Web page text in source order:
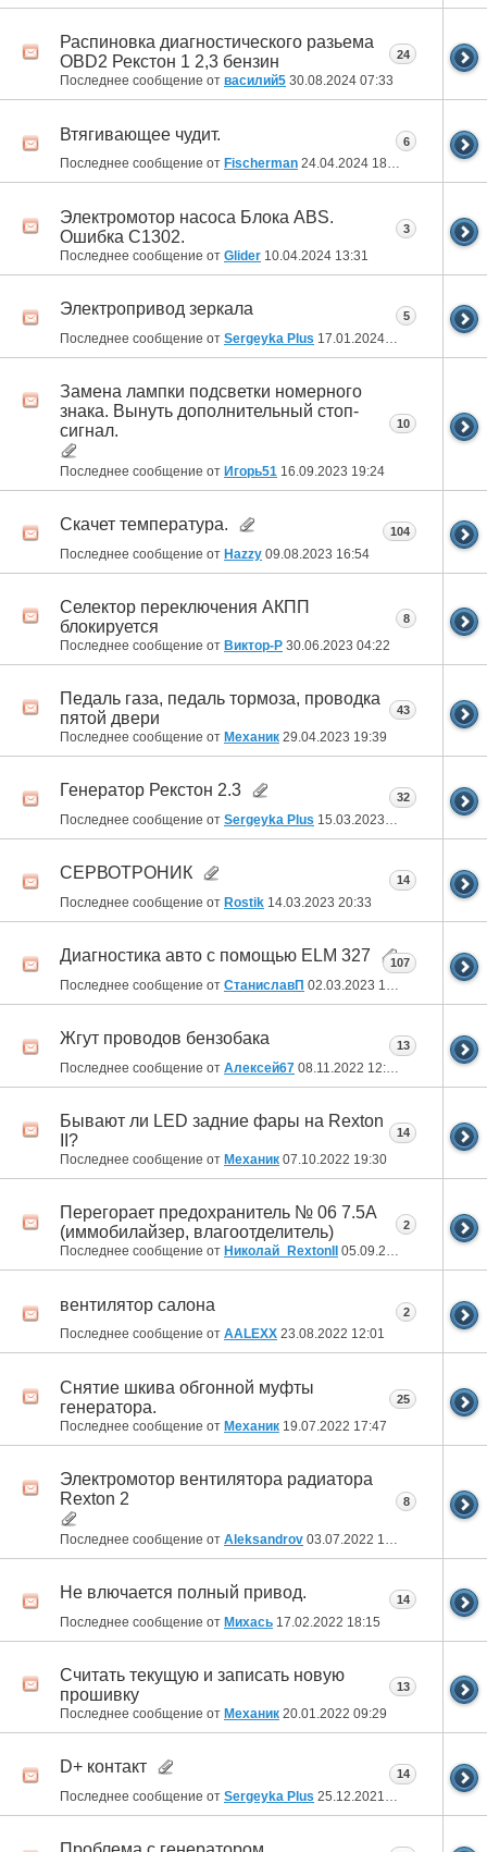
Распиновка диагностического разьема
OBD2 Рекстон 1 2,3 бензин
Последнее сообщение от василий5 30.08.2024 07:33
24
Втягивающее чудит.
Последнее сообщение от Fischerman 24.04.2024 18:44
6
Электромотор насоса Блока ABS.
Ошибка С1302.
Последнее сообщение от Glider 10.04.2024 13:31
3
Электропривод зеркала
Последнее сообщение от Sergeyka Plus 17.01.2024
5
Замена лампки подсветки номерного
знака. Вынуть дополнительный стоп-
сигнал.
Последнее сообщение от Игорь51 16.09.2023 19:24
10
Скачет температура.
Последнее сообщение от Hazzy 09.08.2023 16:54
104
Селектор переключения АКПП
блокируется
Последнее сообщение от Виктор-Р 30.06.2023 04:22
8
Педаль газа, педаль тормоза, проводка
пятой двери
Последнее сообщение от Механик 29.04.2023 19:39
43
Генератор Рекстон 2.3
Последнее сообщение от Sergeyka Plus 15.03.2023 04:02
32
СЕРВОТРОНИК
Последнее сообщение от Rostik 14.03.2023 20:33
14
Диагностика авто с помощью ELM 327
Последнее сообщение от СтаниславП 02.03.2023 10:48
107
Жгут проводов бензобака
Последнее сообщение от Алексей67 08.11.2022 12:48
13
Бывают ли LED задние фары на Rexton
II?
Последнее сообщение от Механик 07.10.2022 19:30
14
Перегорает предохранитель № 06 7.5А
(иммобилайзер, влагоотделитель)
Последнее сообщение от Николай_RextonII 05.09.2022
2
вентилятор салона
Последнее сообщение от AALEXX 23.08.2022 12:01
2
Снятие шкива обгонной муфты
генератора.
Последнее сообщение от Механик 19.07.2022 17:47
25
Электромотор вентилятора радиатора
Rexton 2
Последнее сообщение от Aleksandrov 03.07.2022 12:16
8
Не влючается полный привод.
Последнее сообщение от Михась 17.02.2022 18:15
14
Считать текущую и записать новую
прошивку
Последнее сообщение от Механик 20.01.2022 09:29
13
D+ контакт
Последнее сообщение от Sergeyka Plus 25.12.2021 09:19
14